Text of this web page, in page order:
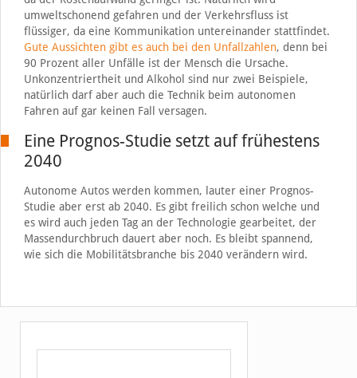
umweltschonend gefahren und der Verkehrsfluss ist
flüssiger, da eine Kommunikation untereinander stattfindet.
Gute Aussichten gibt es auch bei den Unfallzahlen, denn bei
90 Prozent aller Unfälle ist der Mensch die Ursache.
Unkonzentriertheit und Alkohol sind nur zwei Beispiele,
natürlich darf aber auch die Technik beim autonomen
Fahren auf gar keinen Fall versagen.
Eine Prognos-Studie setzt auf frühestens
2040
Autonome Autos werden kommen, lauter einer Prognos-
Studie aber erst ab 2040. Es gibt freilich schon welche und
es wird auch jeden Tag an der Technologie gearbeitet, der
Massendurchbruch dauert aber noch. Es bleibt spannend,
wie sich die Mobilitätsbranche bis 2040 verändern wird.